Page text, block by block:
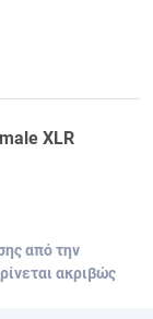
XLR
από την
ακριβώς